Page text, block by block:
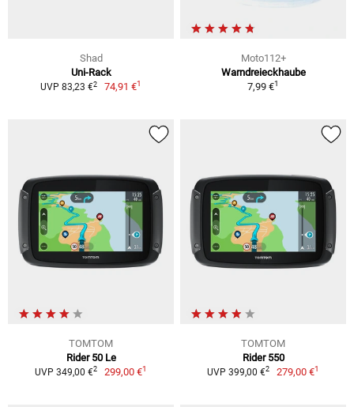
Shad
Uni-Rack
UVP 83,23 €2 74,91 €1
Moto112+
Warndreieckhaube
7,99 €1
TOMTOM
Rider 50 Le
UVP 349,00 €2 299,00 €1
TOMTOM
Rider 550
UVP 399,00 €2 279,00 €1